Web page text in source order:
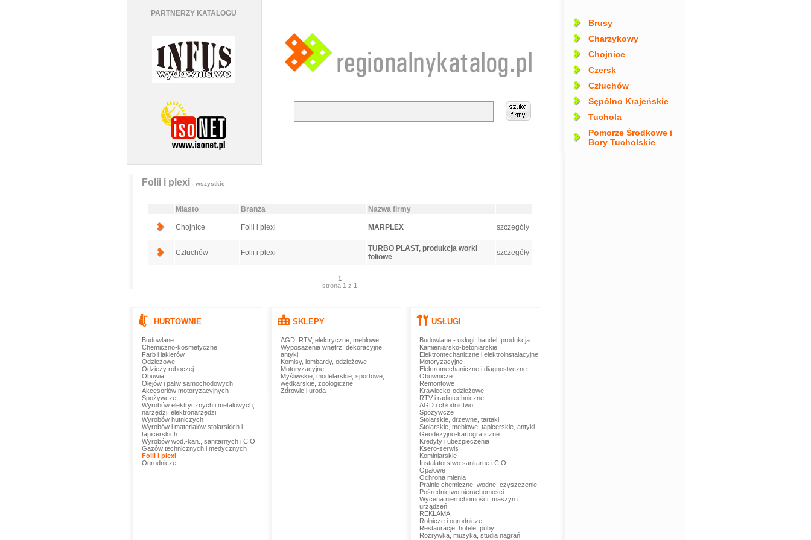
Brusy
Charzykowy
Chojnice
Czersk
Człuchów
Sępólno Krajeńskie
Tuchola
Pomorze Środkowe i
Bory Tucholskie
PARTNERZY KATALOGU
Folii i plexi - wszystkie
Miasto Branża Nazwa firmy
Chojnice Folii i plexi MARPLEX szczegóły
Człuchów Folii i plexi
TURBO PLAST, produkcja worki
foliowe
szczegóły
1
strona 1 z 1
HURTOWNIE
Budowlane
Chemiczno-kosmetyczne
Farb i lakierów
Odzieżowe
Odzieży roboczej
Obuwia
Olejów i paliw samochodowych
Akcesoriów motoryzacyjnych
Spożywcze
Wyrobów elektrycznych i metalowych,
narzędzi, elektronarzędzi
Wyrobów hutniczych
Wyrobów i materiałów stolarskich i
tapicerskich
Wyrobów wod.-kan., sanitarnych i C.O.
Gazów technicznych i medycznych
Folii i plexi
Ogrodnicze
SKLEPY
AGD, RTV, elektryczne, meblowe
Wyposażenia wnętrz, dekoracyjne,
antyki
Komisy, lombardy, odzieżowe
Motoryzacyjne
Myśliwskie, modelarskie, sportowe,
wędkarskie, zoologiczne
Zdrowie i uroda
USŁUGI
Budowlane - usługi, handel, produkcja
Kamieniarsko-betoniarskie
Elektromechaniczne i elektroinstalacyjne
Motoryzacyjne
Elektromechaniczne i diagnostyczne
Obuwnicze
Remontowe
Krawiecko-odzieżowe
RTV i radiotechniczne
AGD i chłodnictwo
Spożywcze
Stolarskie, drzewne, tartaki
Stolarskie, meblowe, tapicerskie, antyki
Geodezyjno-kartograficzne
Kredyty i ubezpieczenia
Ksero-serwis
Kominiarskie
Instalatorstwo sanitarne i C.O.
Opałowe
Ochrona mienia
Pralnie chemiczne, wodne, czyszczenie
Pośrednictwo nieruchomości
Wycena nieruchomości, maszyn i
urządzeń
REKLAMA
Rolnicze i ogrodnicze
Restauracje, hotele, puby
Rozrywka, muzyka, studia nagrań